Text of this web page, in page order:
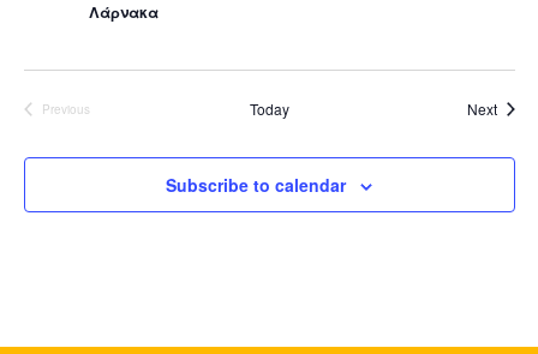
Λάρνακα
Previous
Today Next
Subscribe to calendar